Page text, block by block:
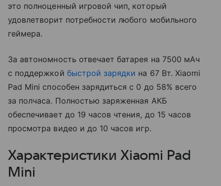
это полноценный игровой чип, который
удовлетворит потребности любого мобильного
геймера.
За автономность отвечает батарея на 7500 мАч
с поддержкой быстрой зарядки на 67 Вт. Xiaomi
Pad Mini способен зарядиться с 0 до 58% всего
за полчаса. Полностью заряженная АКБ
обеспечивает до 19 часов чтения, до 15 часов
просмотра видео и до 10 часов игр.
Характеристики Xiaomi Pad
Mini